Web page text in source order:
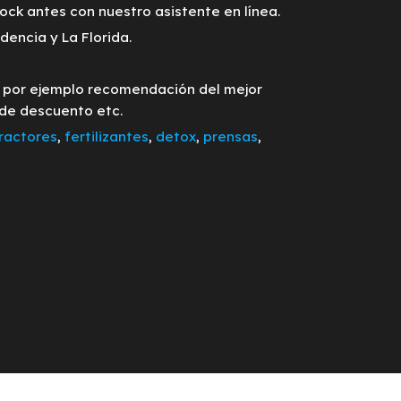
antes con nuestro asistente en línea.
y La Florida.
ejemplo recomendación del mejor
descuento etc.
, fertilizantes, detox, prensas,